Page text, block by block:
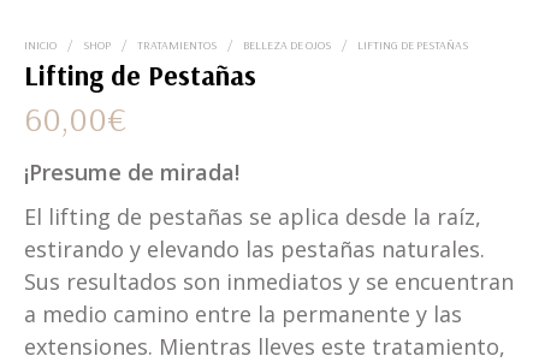
INICIO / SHOP / TRATAMIENTOS / BELLEZA DE OJOS / LIFTING DE PESTAÑAS
Lifting de Pestañas
60,00€
¡Presume de mirada!
El lifting de pestañas se aplica desde la raíz,
estirando y elevando las pestañas naturales.
Sus resultados son inmediatos y se encuentran
a medio camino entre la permanente y las
extensiones. Mientras lleves este tratamiento,